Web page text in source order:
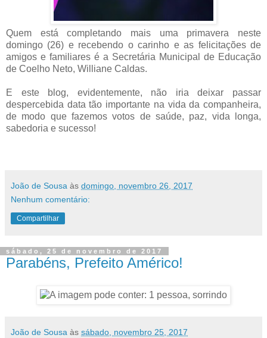
Quem está completando mais uma primavera neste
domingo (26) e recebendo o carinho e as felicitações de
amigos e familiares é a Secretária Municipal de Educação
de Coelho Neto, Williane Caldas.
E este blog, evidentemente, não iria deixar passar
despercebida data tão importante na vida da companheira,
de modo que fazemos votos de saúde, paz, vida longa,
sabedoria e sucesso!
João de Sousa às domingo, novembro 26, 2017
Nenhum comentário:
Compartilhar
sábado, 25 de novembro de 2017
Parabéns, Prefeito Américo!
João de Sousa às sábado, novembro 25, 2017